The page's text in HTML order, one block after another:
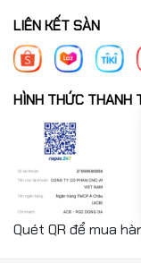
LIÊN KẾT SÀN
HÌNH THỨC THANH
Quét QR để mua